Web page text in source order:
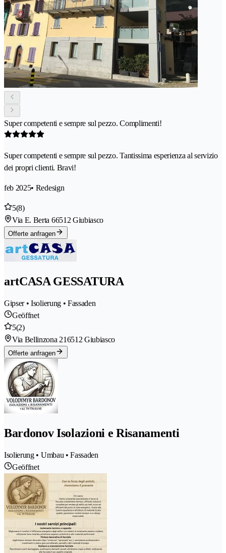
Super competenti e sempre sul pezzo. Complimenti!
Super competenti e sempre sul pezzo. Tantissima esperienza al servizio
dei propri clienti. Bravi!
feb 2025• Redesign
5(8)
Via E. Berta 66512 Giubiasco
Offerte anfragen
artCASA GESSATURA
Gipser • Isolierung • Fassaden
Geöffnet
5(2)
Via Bellinzona 216512 Giubiasco
Offerte anfragen
Bardonov Isolazioni e Risanamenti
Isolierung • Umbau • Fassaden
Geöffnet